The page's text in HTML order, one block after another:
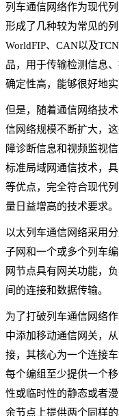
列车通信网络作为现代
形成了几种较为常见的
WorldFIP、CAN以及
品，用于传输检测信息
确定性高，能够很好地
但是，随着通信网络技
信网络规模不断扩大，
障诊断信息和视频监视
标准局域网通信技术，
等优点，完全符合现代
量日益增高的技术要求。
以太列车通信网络采用
子网和一个或多个列车
网节点具有网关功能，
间的连接和数据传输。
为了打破列车通信网络
中添加移动通信网关，
接，其核心为一个连接
每个编组至少提供一个
性或临时性的静态或者
余节点上提供两个同样的